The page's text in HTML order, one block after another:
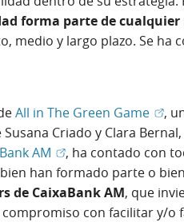
forma parte de cualquier
medio y largo plazo. Se ha
All in The Green Game
,
Criado y Clara
AM (Abrir en ventana
, ha contado con
han formado parte o
de CaixaBank AM, que
con facilitar y/o